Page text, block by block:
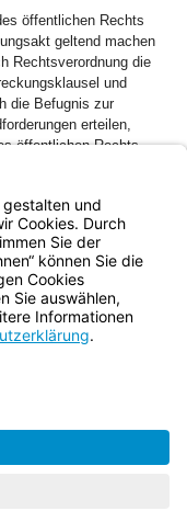
öffentlichen Rechts
geltend machen
Rechtsverordnung die
und
die Befugnis zur
erteilen,
öffentlichen Rechts
Landkreisordnung und
unberührt.